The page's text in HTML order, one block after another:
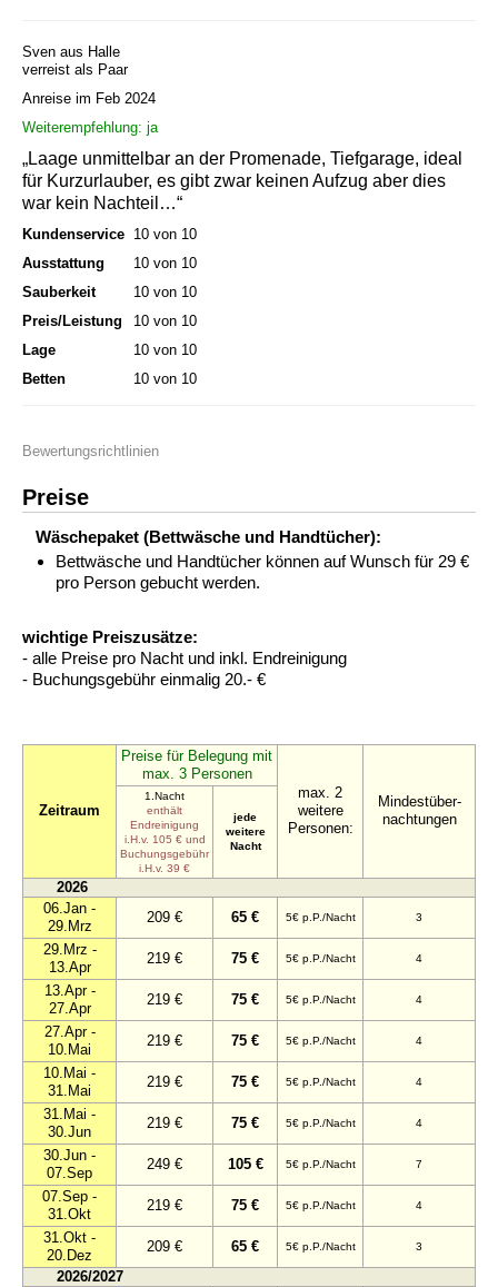
Sven aus Halle
verreist als Paar
Anreise im Feb 2024
Weiterempfehlung: ja
„Laage unmittelbar an der Promenade, Tiefgarage, ideal
für Kurzurlauber, es gibt zwar keinen Aufzug aber dies
war kein Nachteil…“
Kundenservice 10 von 10
Ausstattung
10 von 10
Sauberkeit
10 von 10
Preis/Leistung
10 von 10
Lage
10 von 10
Betten
10 von 10
Bewertungsrichtlinien
Preise
Wäschepaket (Bettwäsche und Handtücher):
Bettwäsche und Handtücher können auf Wunsch für 29 €
pro Person gebucht werden.
wichtige Preiszusätze:
- alle Preise pro Nacht und inkl. Endreinigung
- Buchungsgebühr einmalig 20.- €
Zeitraum
Preise für Belegung mit
max. 3 Personen
max. 2
weitere
Personen:
Mindestüber-
nachtungen
1.Nacht
enthält
Endreinigung
i.H.v. 105 € und
Buchungsgebühr
i.H.v. 39 €
jede
weitere
Nacht
2026
06.Jan -
29.Mrz
209 € 65 € 5€ p.P./Nacht 3
29.Mrz -
13.Apr
219 € 75 € 5€ p.P./Nacht 4
13.Apr -
27.Apr
219 € 75 € 5€ p.P./Nacht 4
27.Apr -
10.Mai
219 € 75 € 5€ p.P./Nacht 4
10.Mai -
31.Mai
219 € 75 € 5€ p.P./Nacht 4
31.Mai -
30.Jun
219 € 75 € 5€ p.P./Nacht 4
30.Jun -
07.Sep
249 € 105 € 5€ p.P./Nacht 7
07.Sep -
31.Okt
219 € 75 € 5€ p.P./Nacht 4
31.Okt -
20.Dez
209 € 65 € 5€ p.P./Nacht 3
2026/2027